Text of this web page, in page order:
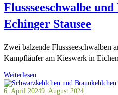
Flussseeschwalbe
Echinger Stausee
Zwei balzende Flussseeschwalben
Kampfläufer am Kieswerk in
Weiterlesen
6. April 20249. August 2024